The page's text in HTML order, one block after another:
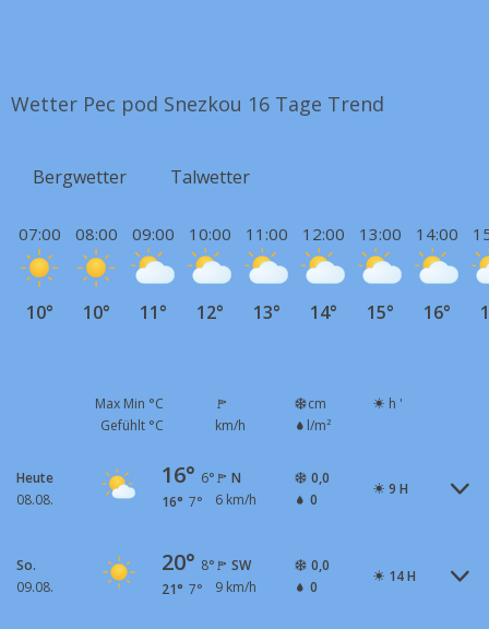
Wetter Pec pod Snezkou 16 Tage Trend
Bergwetter Talwetter
07:00
10°
08:00
10°
09:00
11°
10:00
12°
11:00
13°
12:00
14°
13:00
15°
14:00
16°
Max Min °C
Gefühlt °C
km/h
cm
l/m²
h '
Heute
08.08.
16° 6°
16° 7°
N
6 km/h
0,0
0
9 H
So.
09.08.
20° 8°
21° 7°
SW
9 km/h
0,0
0
14 H